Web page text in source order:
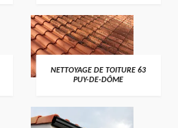
NETTOYAGE DE TOITURE 63
PUY-DE-DÔME